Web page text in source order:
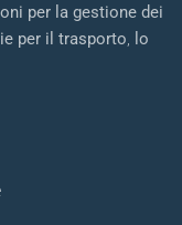
per la gestione dei
per il trasporto, lo